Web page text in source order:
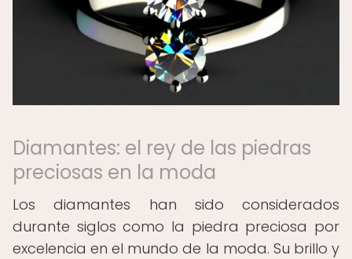
Diamantes: el rey de las piedras
preciosas en la moda
Los diamantes han sido considerados
durante siglos como la piedra preciosa por
excelencia en el mundo de la moda. Su brillo y